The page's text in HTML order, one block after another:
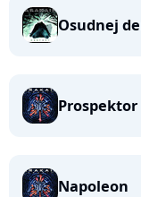
Osudnej
Prospektor
Napoleon